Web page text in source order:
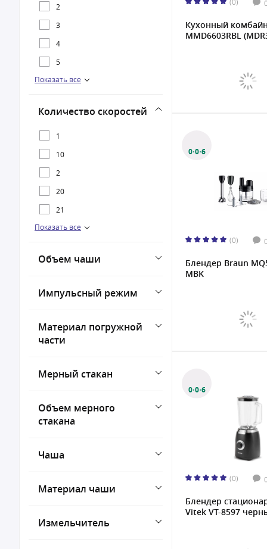
1800 Вт
2
3
4
5
7
Показать все
Количество скоростей
1
10
2
20
21
3
5
7
Показать все
Объем чаши
Импульсный режим
Материал погружной
части
Мерный стакан
Объем мерного
стакана
Чаша
Материал чаши
Измельчитель
0
Кухонный комбайн
MMD6603RBL
0·0·6
(0) 0
Блендер Braun
MBK
0·0·6
(0) 0
Блендер
Vitek VT-8597